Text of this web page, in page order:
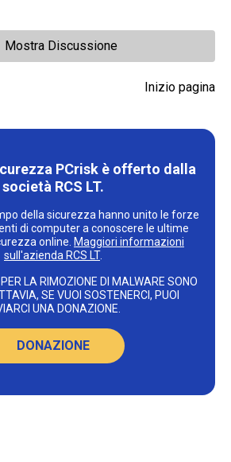
Discussione
Inizio pagina
PCrisk è offerto dalla
società RCS LT.
della sicurezza hanno unito le forze
di computer a conoscere le ultime
online. Maggiori informazioni
sull'azienda RCS LT.
LA RIMOZIONE DI MALWARE SONO
SE VUOI SOSTENERCI, PUOI
UNA DONAZIONE.
DONAZIONE